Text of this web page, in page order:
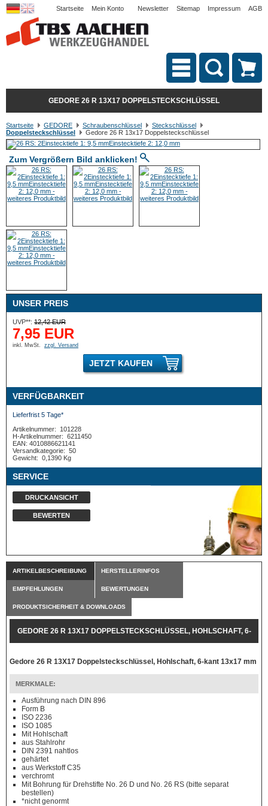
Startseite Mein Konto Newsletter Sitemap Impressum AGB
GEDORE 26 R 13X17 DOPPELSTECKSCHLÜSSEL
Startseite GEDORE Schraubenschlüssel
Steckschlüssel
Doppelsteckschlüssel
Gedore 26 R 13x17 Doppelsteckschlüssel
Zum Vergrößern Bild anklicken!
UNSER PREIS
UVP**: 12,42 EUR
7,95 EUR
inkl. MwSt. zzgl. Versand
JETZT KAUFEN
VERFÜGBARKEIT
Lieferfrist 5 Tage*
Artikelnummer:
101228
H-Artikelnummer: 6211450
EAN: 4010886621141
Versandkategorie: 50
Gewicht: 0,1390 Kg
SERVICE
DRUCKANSICHT
BEWERTEN
ARTIKELBESCHREIBUNG HERSTELLERINFOS
EMPFEHLUNGEN BEWERTUNGEN
PRODUKTSICHERHEIT & DOWNLOADS
GEDORE 26 R 13X17 DOPPELSTECKSCHLÜSSEL, HOHLSCHAFT, 6-
Gedore 26 R 13X17 Doppelsteckschlüssel, Hohlschaft, 6-kant 13x17 mm
MERKMALE:
Ausführung nach DIN 896
Form B
ISO 2236
ISO 1085
Mit Hohlschaft
aus Stahlrohr
DIN 2391 nahtlos
gehärtet
aus Werkstoff C35
verchromt
Mit Bohrung für Drehstifte No. 26 D und No. 26 RS (bitte separat
bestellen)
*nicht genormt